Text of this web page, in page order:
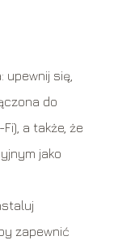
upewnij się,
do
a także, że
jako
zapewnić